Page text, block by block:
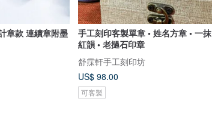
章款 連續章附墨
手工刻印客製單章 • 姓名方章 • 一抹
紅韻 • 老撾石印章
舒霂軒手工刻印坊
US$ 98.00
可客製